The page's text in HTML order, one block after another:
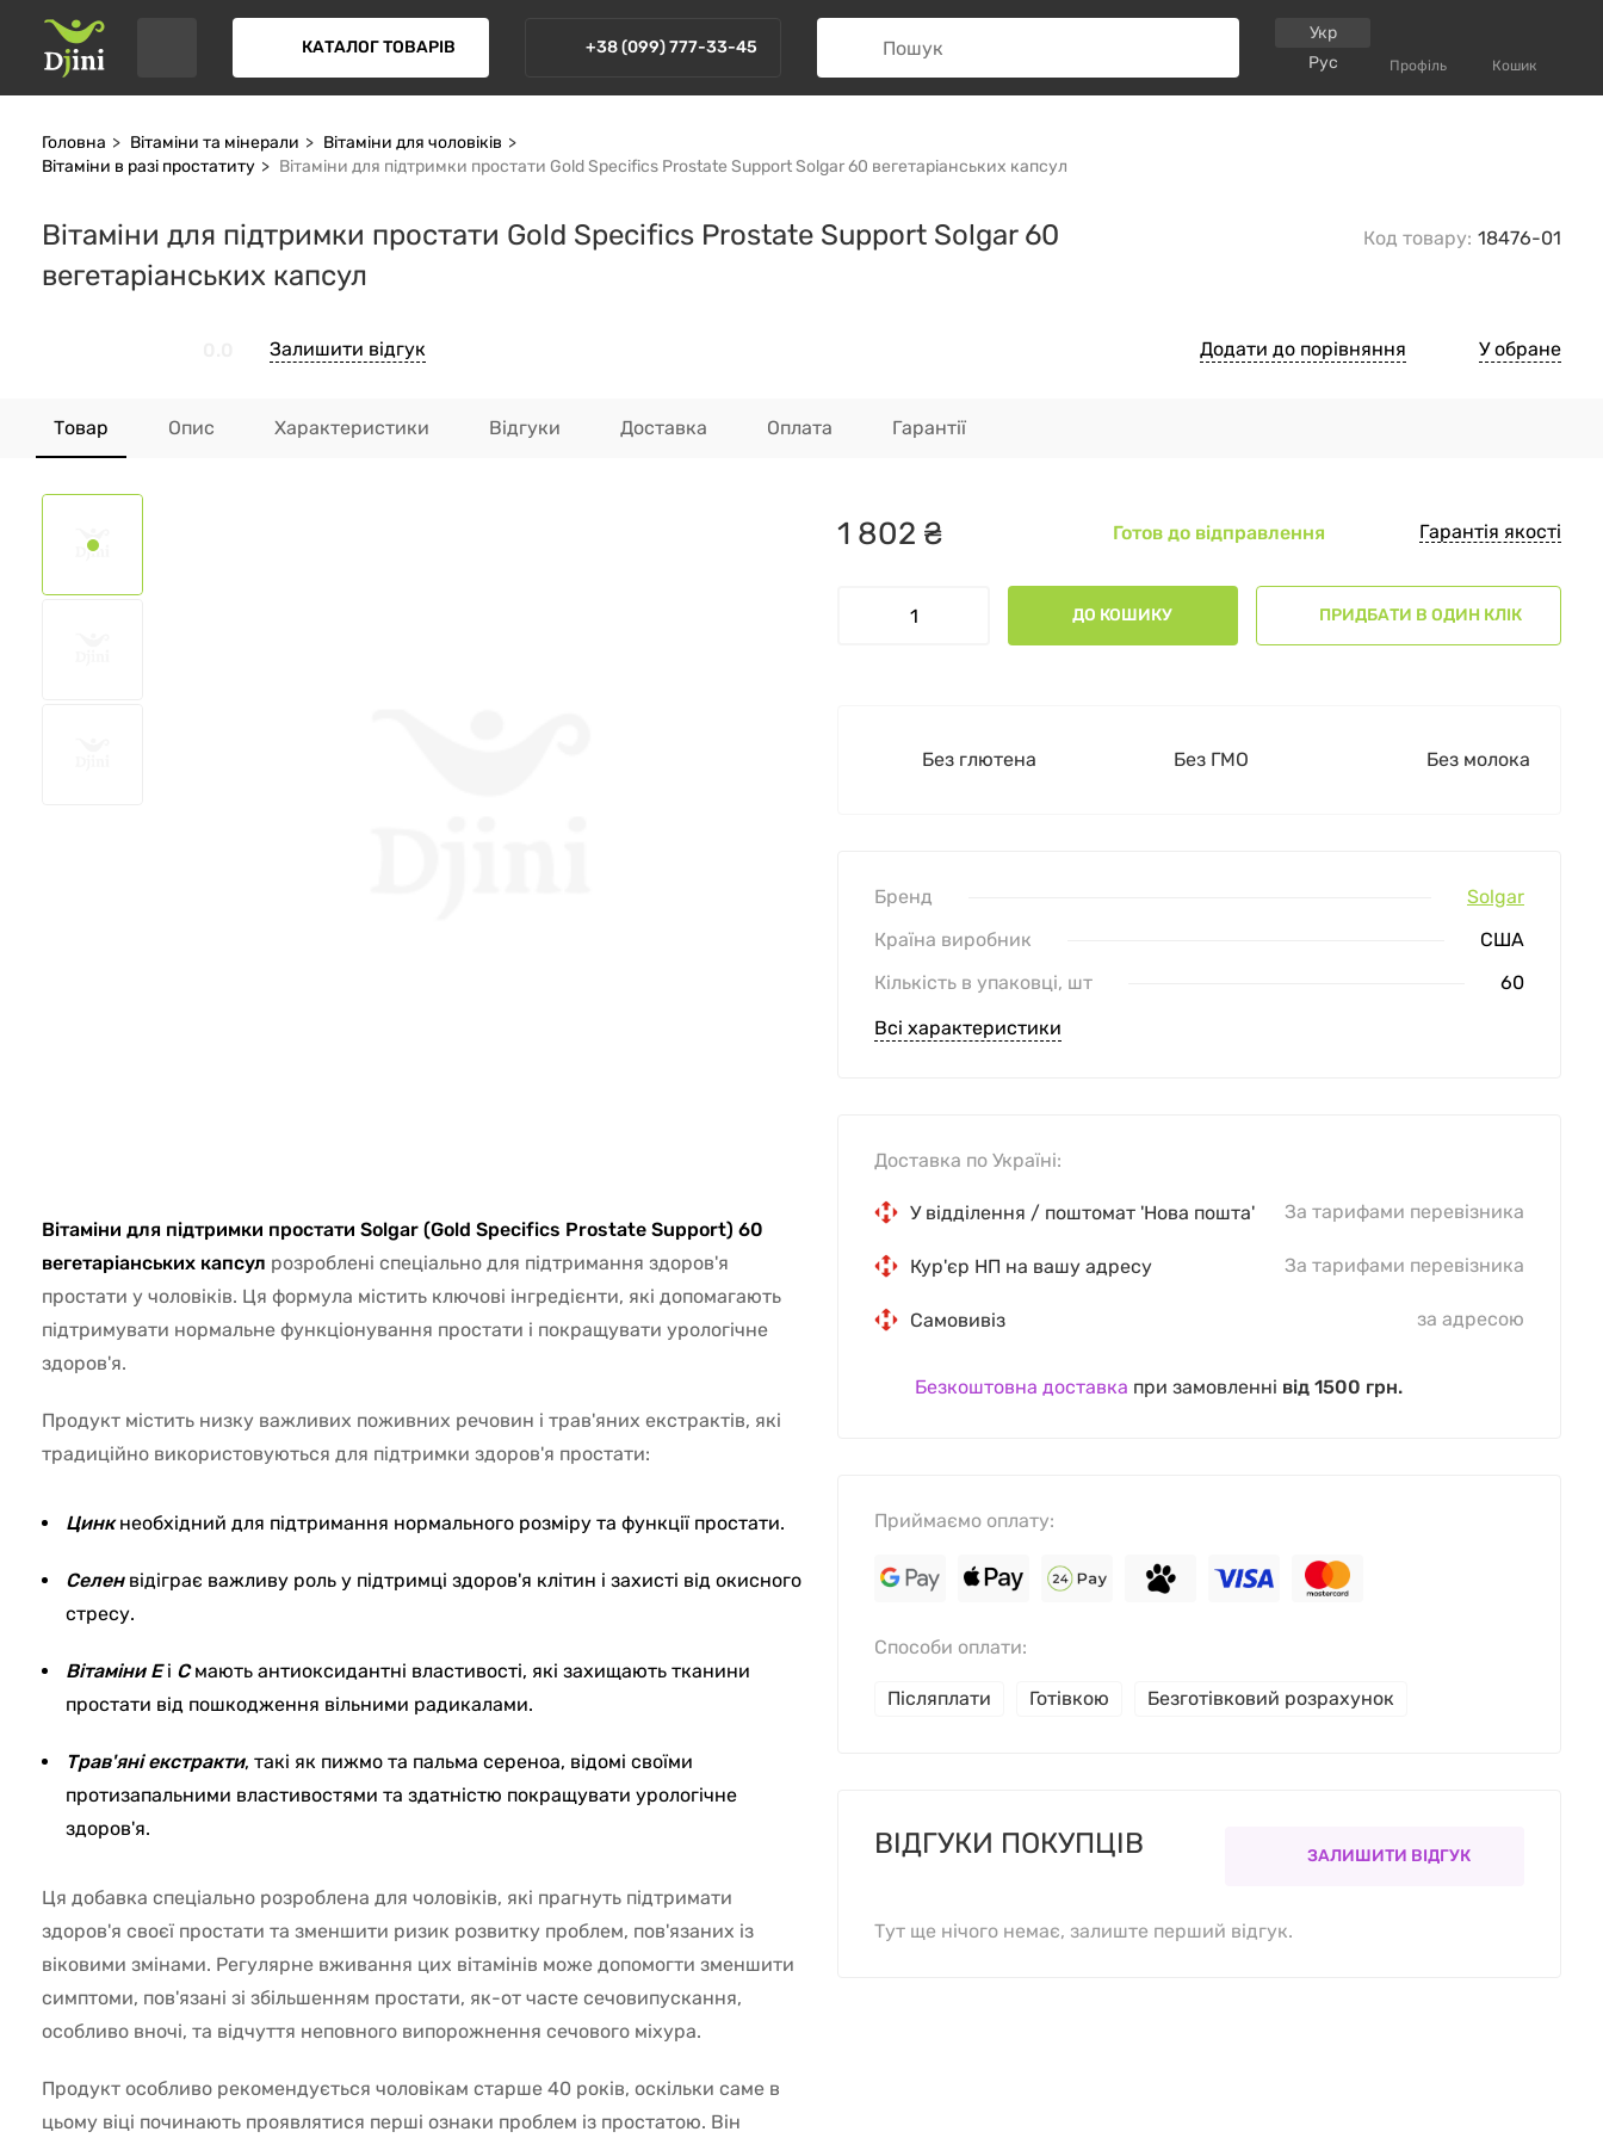
КАТАЛОГ ТОВАРІВ +38 (099) 777-33-45
Укр
Рус
Профіль Кошик
Головна Вітаміни та мінерали
Вітаміни для чоловіків
Вітаміни в разі простатиту
Вітаміни для підтримки простати Gold Specifics Prostate Support Solgar 60 вегетаріанських капсул
Вітаміни для підтримки простати Gold Specifics Prostate Support Solgar 60
вегетаріанських капсул
Код товару: 18476-01
Залишити відгук Додати до порівняння У обране
Товар Опис Характеристики Відгуки Доставка Оплата Гарантії
Вітаміни для підтримки простати Solgar (Gold Specifics Prostate Support) 60
вегетаріанських капсул розроблені спеціально для підтримання здоров'я
простати у чоловіків. Ця формула містить ключові інгредієнти, які допомагають
підтримувати нормальне функціонування простати і покращувати урологічне
здоров'я.
Продукт містить низку важливих поживних речовин і трав'яних екстрактів, які
традиційно використовуються для підтримки здоров'я простати:
Цинкнеобхідний для підтримання нормального розміру та функції простати.
Селенвідіграє важливу роль у підтримці здоров'я клітин і захисті від окисного
стресу.
Вітаміни Еі Смають антиоксидантні властивості, які захищають тканини
простати від пошкодження вільними радикалами.
Трав'яні екстракти, такі як пижмо та пальма сереноа, відомі своїми
протизапальними властивостями та здатністю покращувати урологічне
здоров'я.
Ця добавка спеціально розроблена для чоловіків, які прагнуть підтримати
здоров'я своєї простати та зменшити ризик розвитку проблем, пов'язаних із
віковими змінами. Регулярне вживання цих вітамінів може допомогти зменшити
симптоми, пов'язані зі збільшенням простати, як-от часте сечовипускання,
особливо вночі, та відчуття неповного випорожнення сечового міхура.
Продукт особливо рекомендується чоловікам старше 40 років, оскільки саме в
цьому віці починають проявлятися перші ознаки проблем із простатою. Він
1 802 ₴ Готов до відправлення Гарантія якості
ДО КОШИКУ ПРИДБАТИ В ОДИН КЛІК
Без глютена Без ГМО Без молока
Доставка по Україні:
У відділення / поштомат 'Нова пошта' За тарифами перевізника
Кур'єр НП на вашу адресу За тарифами перевізника
Самовивіз за адресою
Безкоштовна доставка при замовленні від 1500 грн.
Приймаємо оплату:
Способи оплати:
Післяплати Готівкою Безготівковий розрахунок
Бренд
Solgar
Країна виробник
США
Кількість в упаковці, шт
60
Всі характеристики
ВІДГУКИ ПОКУПЦІВ ЗАЛИШИТИ ВІДГУК
Тут ще нічого немає, залиште перший відгук.